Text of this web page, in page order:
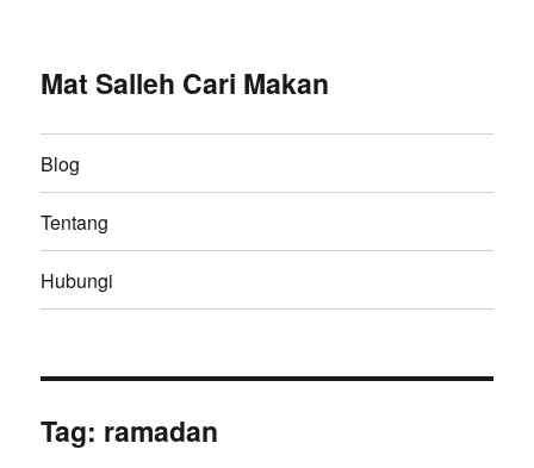
Mat Salleh Cari Makan
Blog
Tentang
Hubungi
Tag: ramadan